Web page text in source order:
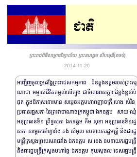
ព្រះរាជពិធីសម្ពោធវិទ្យាល័យ ព្រះនរោត្តម សីហមុនី(តចប់)
2014-11-20
អញ្ជើញចូលរួមដង្ហែព្រះរាជសកម្មភាព ដ៏ឧត្តុងឧត្តមរបស់ព្រះករុ
ណា​ជា អម្ចាស់​ជីវិតតម្កល់លើត្បូង ជាទីគោរពសក្ការ:ដ៏ខ្ពង់ខ្ពស់បំ
ផុត ក្នុងឱកាសនោះមាន សម្តេច​អគ្គមហាពញាចក្រី ហេង សំរិន
ប្រធានរដ្ឋសភា នៃព្រះរាជាណាចក្រកម្ពុជា ឯកឧត្តម សាយ​ ឈុំ​
អនុប្រធានទី១ ព្រឹទ្ធសភា ឯកឧត្តម កឹម សុខា អនុប្រធានទី១រដ្ឋ
សភា សម្តេចចៅហ្វាវាំង គង់ សំអុល ឧបនាយករដ្ឋមន្រី្ត និងជារដ្ឋ
មន្រ្តីក្រសួងព្រះបរម​រាជវាំង ឯកឧត្តម ស ខេង ឧបនាយករដ្ឋមន្រី្ត​
និងជារដ្ឋមន្រ្តី​ក្រសួងមហាផ្ទៃ ​ឯកឧត្តម គុយ​សុផល​ ទេសរដ្ឋមន្រ្តី​